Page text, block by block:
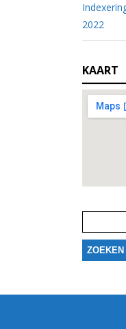
2022
KAART
naar: